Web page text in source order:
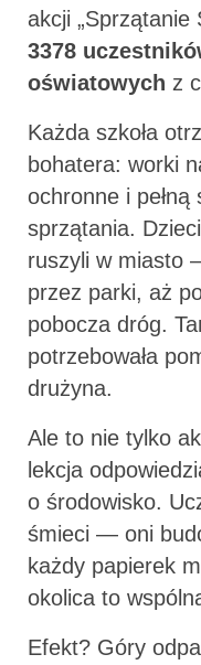
akcji „Sprzątanie
3378
oświatowych z
Każda szkoła
bohatera: worki
ochronne i
sprzątania.
ruszyli w miasto
przez parki, aż
pobocza dróg.
potrzebowała
drużyna.
Ale to nie tylko
lekcja
o środowisko.
śmieci — oni
każdy papierek
okolica to
Efekt? Góry